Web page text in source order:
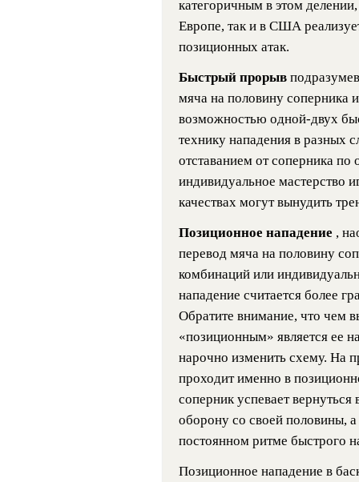
категоричным в этом
Европе, так и в США
позиционных атак.
Быстрый прорыв
мяча на половину соперника
возможностью одной-двух
технику нападения в разных
отставанием от соперника
индивидуальное мастерство
качествах могут вынудить
Позиционное нападение ,
перевод мяча на половину
комбинаций или
нападение считается более
Обратите внимание, что чем
«позиционным» является ее
нарочно изменить схему. На
проходит именно в
соперник успевает
оборону со своей половины,
постоянном ритме быстрого
Позиционное нападение в